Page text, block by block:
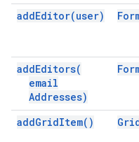
addEditor(user)
addEditors(
email
Addresses)
addGridItem( )